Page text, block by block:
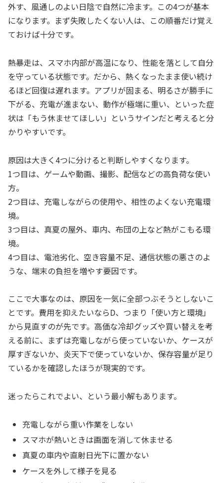
外す、風通しのよい日陰で自然に冷ます。この4つが基本
になります。まず失敗したくない人は、この順番だけ覚え
ておけば十分です。
熱暴走は、スマホ内部が高温になり、性能を落として自分
を守っている状態です。だから、熱くなったまま使い続け
るほど回復は遅れます。アプリが固まる、明るさが勝手に
下がる、充電が進まない、動作が極端に重い、といった症
状は「もう休ませてほしい」というサインだと考えると分
かりやすいです。
原因は大きく4つに分けると判断しやすくなります。
1つ目は、ゲームや動画、撮影、配信などの高負荷な使い
方。
2つ目は、充電しながらの使用や、相性のよくない充電環
境。
3つ目は、真夏の屋外、車内、布団の上など熱がこもる環
境。
4つ目は、電池劣化、空き容量不足、通信状態の悪さのよ
うな、端末の負担を増やす要因です。
ここで大事なのは、原因を一気に全部つぶそうとしないこ
とです。費用を抑えたいならD、つまり「使い方と環境」
から見直すのが先です。高価な冷却グッズや買い替えを考
える前に、まずは充電しながら使っていないか、ケースが
厚すぎないか、炎天下で使っていないか、保存容量が足り
ているかを確認したほうが現実的です。
迷ったらこれでよい、という最小解もあります。
充電しながら重い作業をしない
スマホが熱いときは画面を消して休ませる
真夏の車内や直射日光下に置かない
ケースを外して様子を見る